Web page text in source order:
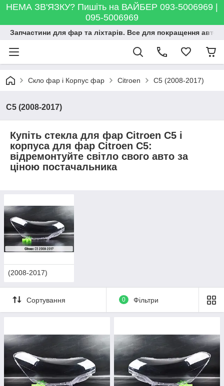
НЕМА ЗВ'ЯЗКУ? Пишіть на ВАЙБЕР 093-5006969 |
095-5006969
Запчастини для фар та ліхтарів. Все для покращення
Скло фар і Корпус фар Citroen C5 (2008-2017)
C5 (2008-2017)
Купіть стекла для фар Citroen C5 і
корпуса для фар Citroen C5:
відремонтуйте світло свого авто за
ціною постачальника
(2008-2017)
Сортування 0 Фільтри